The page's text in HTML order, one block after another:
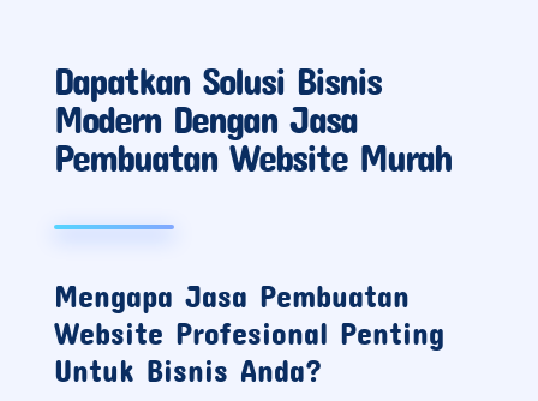
Dapatkan Solusi Bisnis
Modern Dengan Jasa
Pembuatan Website Murah
Mengapa Jasa Pembuatan
Website Profesional Penting
Untuk Bisnis Anda?